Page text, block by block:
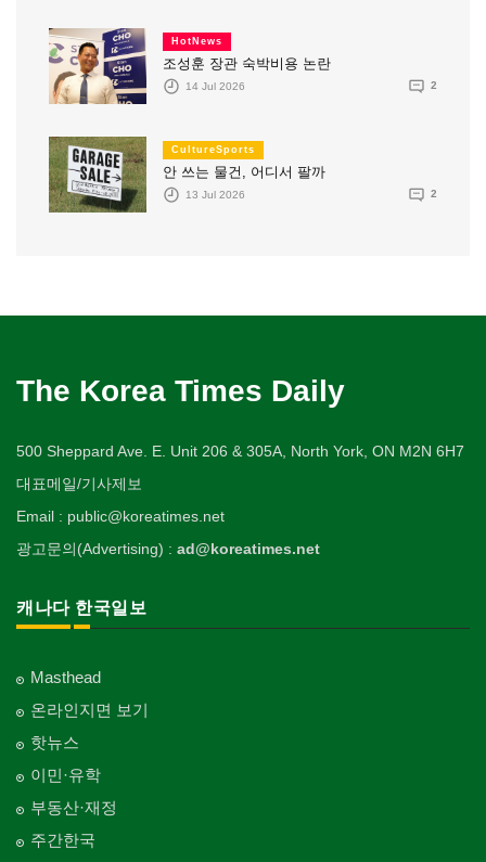
HotNews
조성훈 장관 숙박비용 논란
14 Jul 2026 2
CultureSports
안 쓰는 물건, 어디서 팔까
13 Jul 2026 2
The Korea Times Daily
500 Sheppard Ave. E. Unit 206 & 305A, North York, ON M2N 6H7
대표메일/기사제보
Email : public@koreatimes.net
광고문의(Advertising) : ad@koreatimes.net
캐나다 한국일보
Masthead
온라인지면 보기
핫뉴스
이민·유학
부동산·재정
주간한국